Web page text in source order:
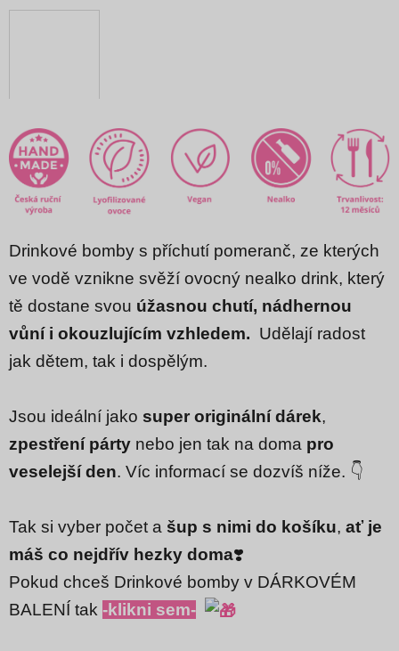
Drinkové bomby s příchutí pomeranč, ze kterých
ve vodě vznikne svěží ovocný nealko drink, který
tě dostane svou úžasnou chutí, nádhernou
vůní i okouzlujícím vzhledem. Udělají radost
jak dětem, tak i dospělým.
Jsou ideální jako super originální dárek,
zpestření párty nebo jen tak na doma pro
veselejší den. Víc informací se dozvíš níže. 👇
Tak si vyber počet a šup s nimi do košíku, ať je
máš co nejdřív hezky doma❣️
Pokud chceš Drinkové bomby v DÁRKOVÉM
BALENÍ tak -klikni sem-